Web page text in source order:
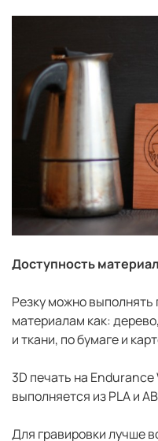
Доступность
Резку можно
материалам как:
и ткани, по бумаге и
3D печать на
выполняется из PLA и
Для гравировки лучше